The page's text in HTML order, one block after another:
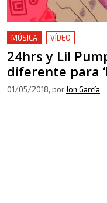
MÚSICA VÍDEO
24hrs y Lil
diferente para
01/05/2018, por Jon García